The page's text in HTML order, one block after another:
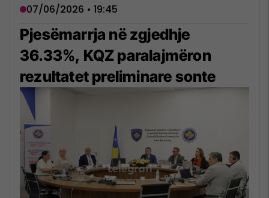
07/06/2026 • 19:45
Pjesëmarrja në zgjedhje
36.33%, KQZ paralajmëron
rezultatet preliminare sonte